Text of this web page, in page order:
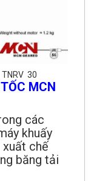
TNRV 30
MCN
các
khuấy
xuất chế
băng tải